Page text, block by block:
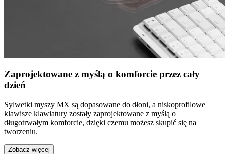
Zaprojektowane z myślą o komforcie przez cały
dzień
Sylwetki myszy MX są dopasowane do dłoni, a niskoprofilowe
klawisze klawiatury zostały zaprojektowane z myślą o
długotrwałym komforcie, dzięki czemu możesz skupić się na
tworzeniu.
Zobacz więcej